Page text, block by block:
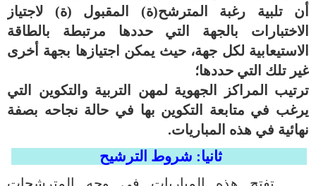
أن تلبية رغبة المترشح(ة) المقبول (ة) لاجتياز
الاختبارات بالجهة التي حددها مرتبطة بالطاقة
الاستيعابية لكل جهة، حيث يمكن اجتيازها بجهة أخرى
غير تلك التي حددها؛
ترتيب المراكز الجهوية لمهن التربية والتكوين التي
يرغب في متابعة التكوين بها في حالة نجاحه بصفة
نهائية في هذه المباريات.
ثانيا: شروط الترشيح